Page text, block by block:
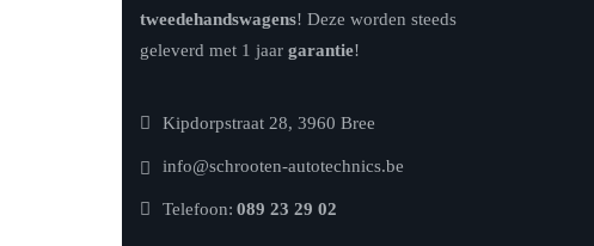
tweedehandswagens! Deze worden steeds
geleverd met 1 jaar garantie!
Kipdorpstraat 28, 3960 Bree
info@schrooten-autotechnics.be
Telefoon: 089 23 29 02